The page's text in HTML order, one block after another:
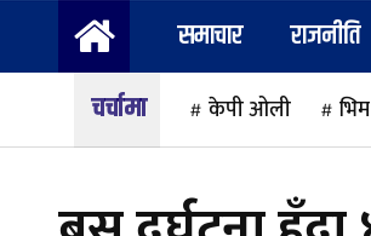
समाचार राजनीति
चर्चामा
केपी ओली